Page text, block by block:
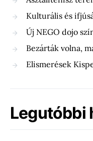
Kulturális és
Új NEGO dojo
Bezárták volna,
Elismerések
Legutóbbi